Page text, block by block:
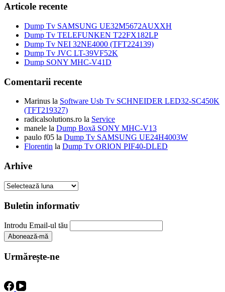
110,00 lei.
Articole recente
Dump Tv SAMSUNG UE32M5672AUXXH
Dump Tv TELEFUNKEN T22FX182LP
Dump Tv NEI 32NE4000 (TFT224139)
Dump Tv JVC LT-39VF52K
Dump SONY MHC-V41D
Comentarii recente
Marinus la Software Usb Tv SCHNEIDER LED32-SC450K
(TFT219327)
radicalsolutions.ro la Service
manele la Dump Boxă SONY MHC-V13
paulo f05 la Dump Tv SAMSUNG UE24H4003W
Florentin la Dump Tv ORION PIF40-DLED
Arhive
Arhive
Buletin informativ
Introdu Email-ul tău
Urmărește-ne